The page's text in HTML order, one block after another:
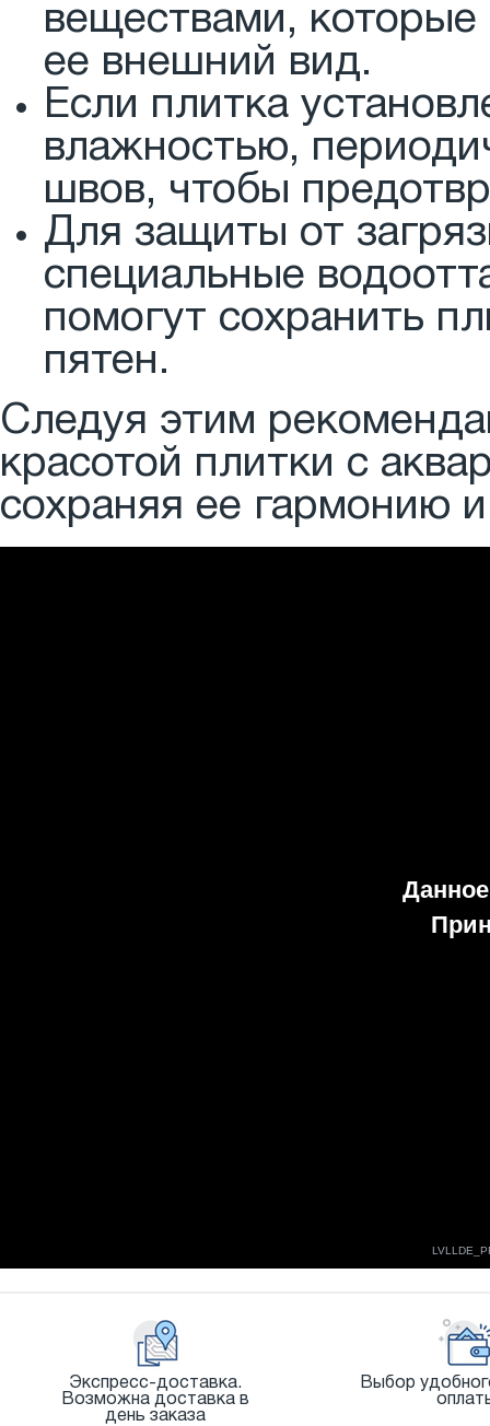
веществами, которые
ее внешний вид.
Если плитка
влажностью,
швов, чтобы
Для защиты от
специальные
помогут сохранить
пятен.
Следуя этим
красотой плитки с
сохраняя ее гармонию и
Экспресс-доставка.
Возможна доставка в
день заказа
Выбор